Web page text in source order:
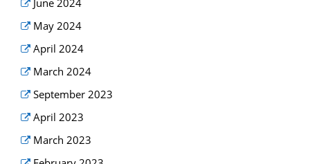
June 2024
May 2024
April 2024
March 2024
September 2023
April 2023
March 2023